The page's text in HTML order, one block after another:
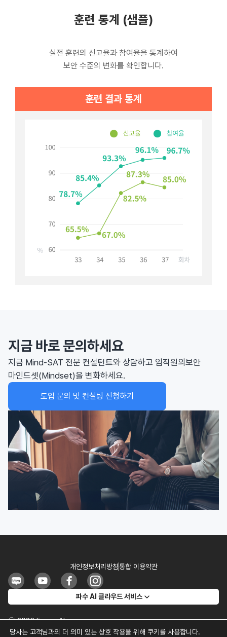
훈련 통계 (샘플)
실전 훈련의 신고율과 참여율을 통계하여
보안 수준의 변화를 확인합니다.
훈련 결과 통계
지금 바로 문의하세요
지금 Mind-SAT 전문 컨설턴트와 상담하고 임직원의 보안
마인드셋(Mindset)을 변화하세요.
도입 문의 및 컨설팅 신청하기
개인정보처리방침 통합 이용약관
파수 AI 클라우드 서비스
ⓒ 2026 Fasoo AI
주식회사 파수 | 대표이사 조규곤 | 사업자등록번호 1208606582
당사는 고객님과의 더 의미 있는 상호 작용을 위해 쿠키를 사용합니다.